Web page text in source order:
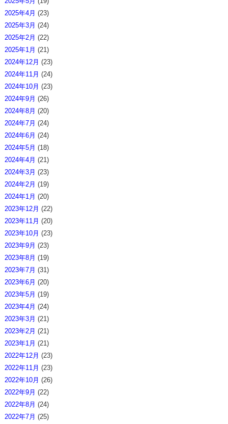
2025年4月 (23)
2025年3月 (24)
2025年2月 (22)
2025年1月 (21)
2024年12月 (23)
2024年11月 (24)
2024年10月 (23)
2024年9月 (26)
2024年8月 (20)
2024年7月 (24)
2024年6月 (24)
2024年5月 (18)
2024年4月 (21)
2024年3月 (23)
2024年2月 (19)
2024年1月 (20)
2023年12月 (22)
2023年11月 (20)
2023年10月 (23)
2023年9月 (23)
2023年8月 (19)
2023年7月 (31)
2023年6月 (20)
2023年5月 (19)
2023年4月 (24)
2023年3月 (21)
2023年2月 (21)
2023年1月 (21)
2022年12月 (23)
2022年11月 (23)
2022年10月 (26)
2022年9月 (22)
2022年8月 (24)
2022年7月 (25)